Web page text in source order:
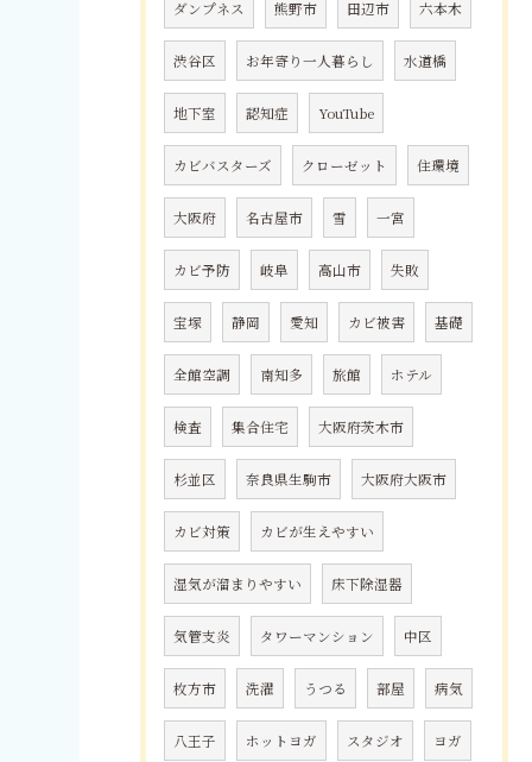
ダンプネス 熊野市 田辺市 六本木
渋谷区 お年寄り一人暮らし 水道橋
地下室 認知症 YouTube
カビバスターズ クローゼット 住環境
大阪府 名古屋市 雪 一宮
カビ予防 岐阜 高山市 失敗
宝塚 静岡 愛知 カビ被害 基礎
全館空調 南知多 旅館 ホテル
検査 集合住宅 大阪府茨木市
杉並区 奈良県生駒市 大阪府大阪市
カビ対策 カビが生えやすい
湿気が溜まりやすい 床下除湿器
気管支炎 タワーマンション 中区
枚方市 洗濯 うつる 部屋 病気
八王子 ホットヨガ スタジオ ヨガ